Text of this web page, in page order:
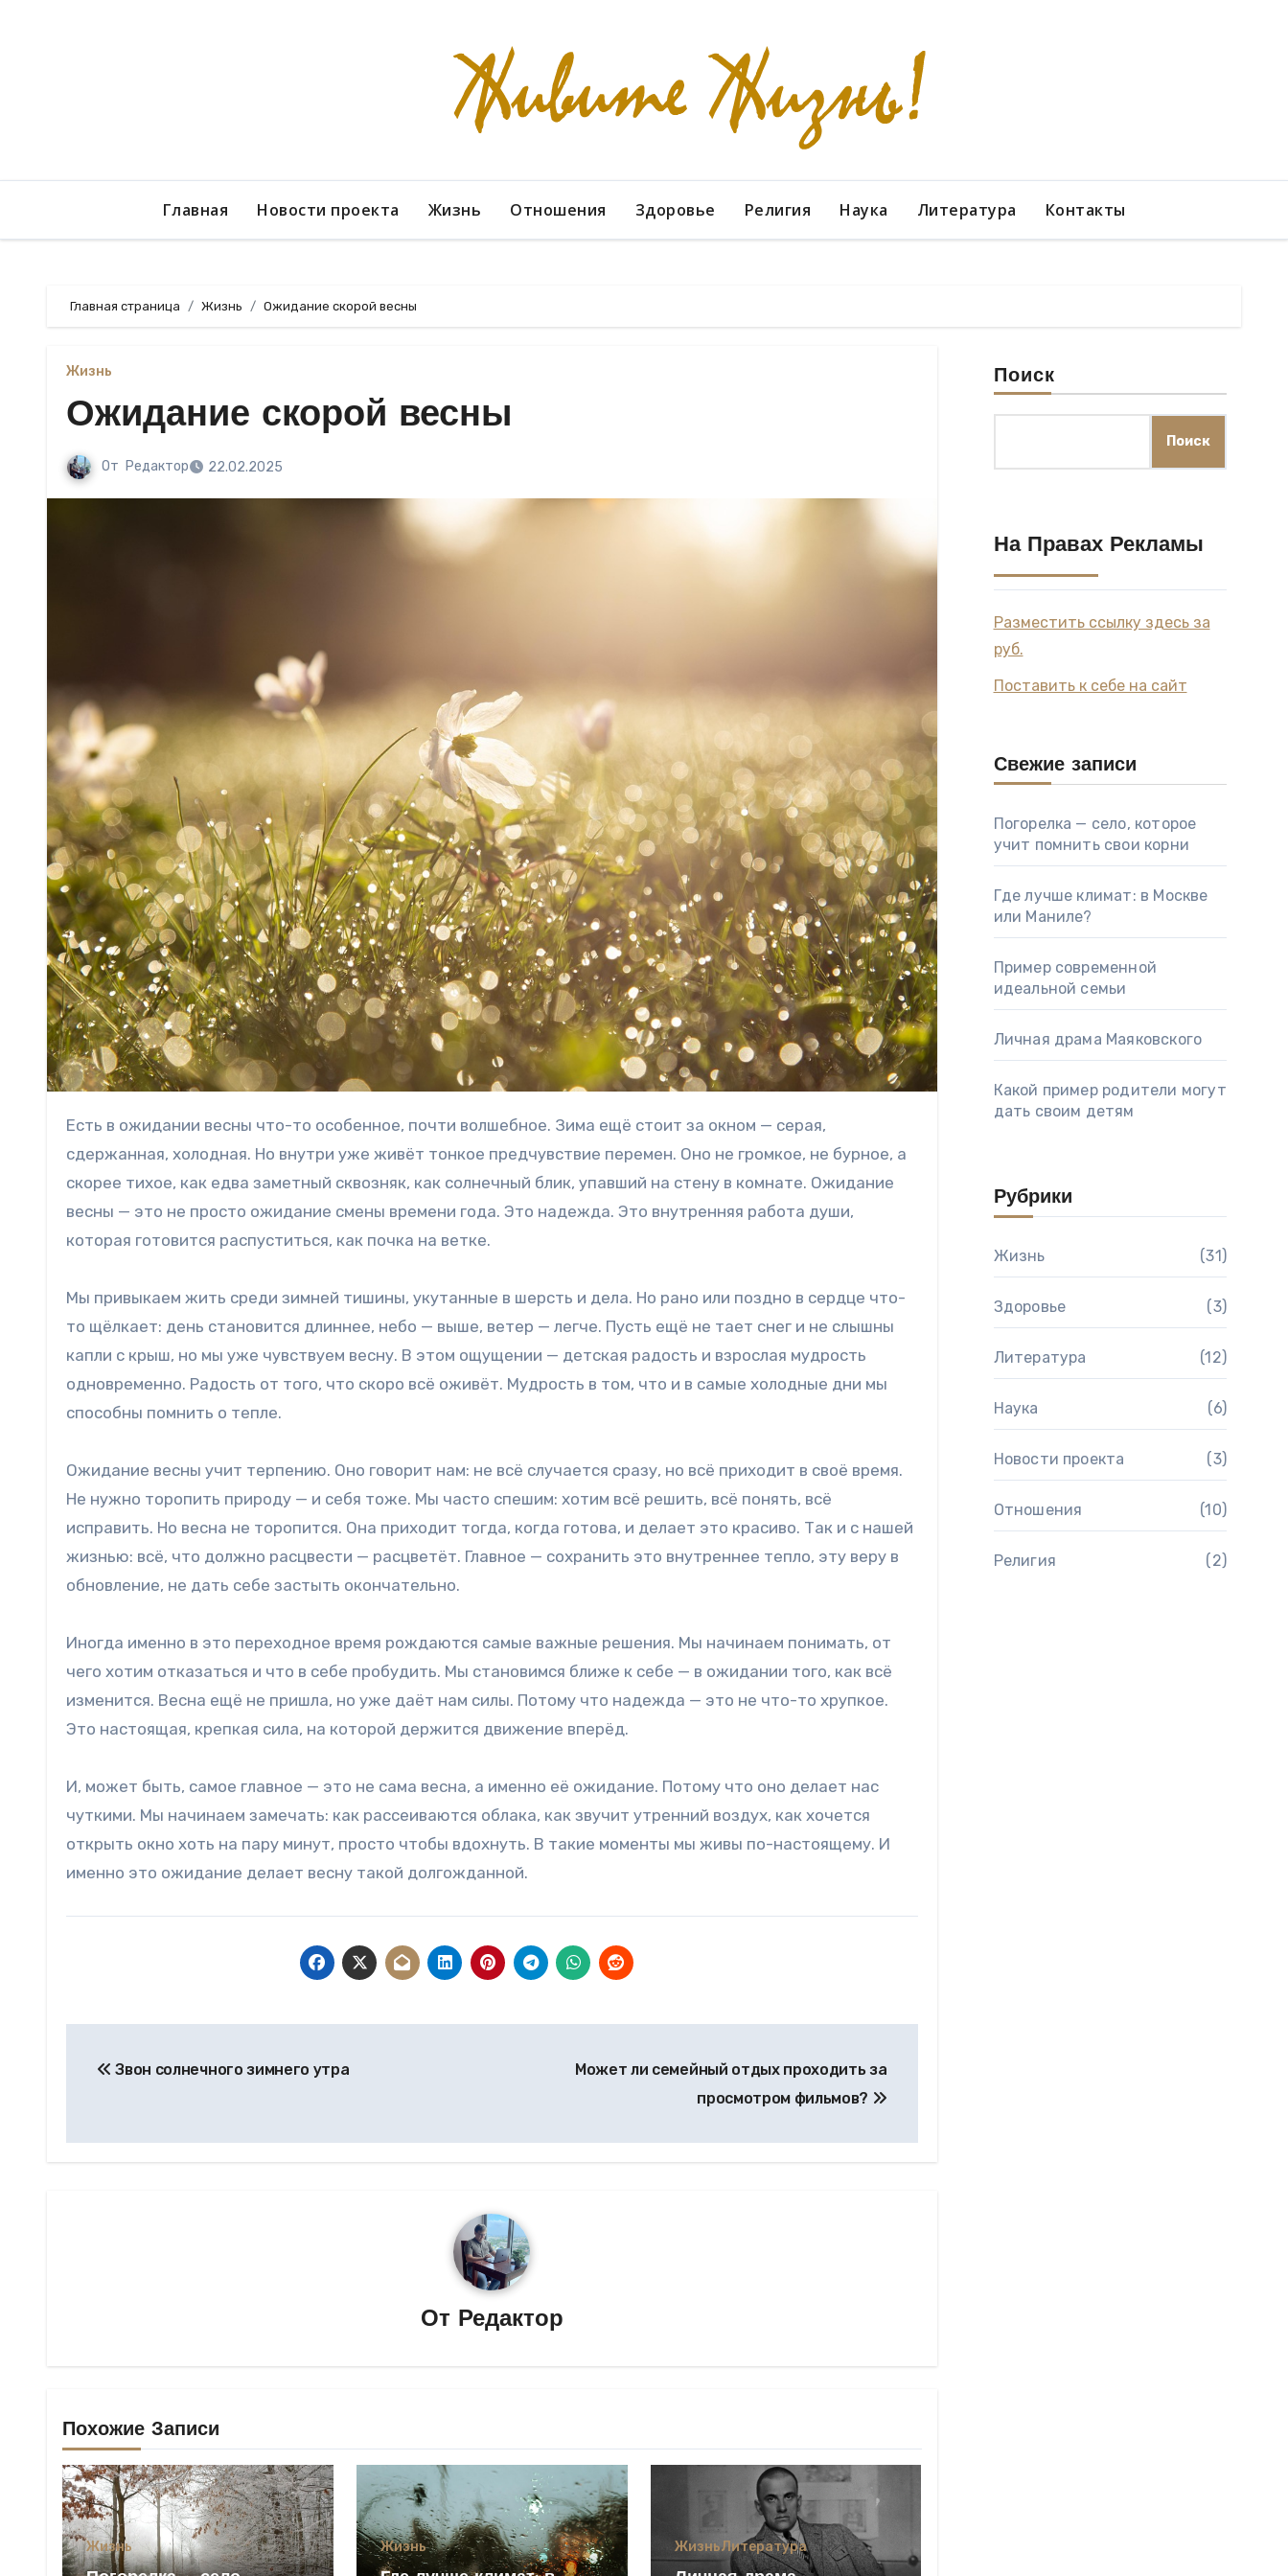
Главная Новости проекта Жизнь Отношения Здоровье Религия Наука Литература Контакты
Главная страница Жизнь Ожидание скорой весны
Жизнь
Ожидание скорой весны
От Редактор 22.02.2025
Есть в ожидании весны что-то особенное, почти волшебное. Зима ещё стоит за окном — серая,
сдержанная, холодная. Но внутри уже живёт тонкое предчувствие перемен. Оно не громкое, не бурное, а
скорее тихое, как едва заметный сквозняк, как солнечный блик, упавший на стену в комнате. Ожидание
весны — это не просто ожидание смены времени года. Это надежда. Это внутренняя работа души,
которая готовится распуститься, как почка на ветке.
Мы привыкаем жить среди зимней тишины, укутанные в шерсть и дела. Но рано или поздно в сердце что-
то щёлкает: день становится длиннее, небо — выше, ветер — легче. Пусть ещё не тает снег и не слышны
капли с крыш, но мы уже чувствуем весну. В этом ощущении — детская радость и взрослая мудрость
одновременно. Радость от того, что скоро всё оживёт. Мудрость в том, что и в самые холодные дни мы
способны помнить о тепле.
Ожидание весны учит терпению. Оно говорит нам: не всё случается сразу, но всё приходит в своё время.
Не нужно торопить природу — и себя тоже. Мы часто спешим: хотим всё решить, всё понять, всё
исправить. Но весна не торопится. Она приходит тогда, когда готова, и делает это красиво. Так и с нашей
жизнью: всё, что должно расцвести — расцветёт. Главное — сохранить это внутреннее тепло, эту веру в
обновление, не дать себе застыть окончательно.
Иногда именно в это переходное время рождаются самые важные решения. Мы начинаем понимать, от
чего хотим отказаться и что в себе пробудить. Мы становимся ближе к себе — в ожидании того, как всё
изменится. Весна ещё не пришла, но уже даёт нам силы. Потому что надежда — это не что-то хрупкое.
Это настоящая, крепкая сила, на которой держится движение вперёд.
И, может быть, самое главное — это не сама весна, а именно её ожидание. Потому что оно делает нас
чуткими. Мы начинаем замечать: как рассеиваются облака, как звучит утренний воздух, как хочется
открыть окно хоть на пару минут, просто чтобы вдохнуть. В такие моменты мы живы по-настоящему. И
именно это ожидание делает весну такой долгожданной.
по
Звон солнечного зимнего утра
Может ли семейный отдых проходить за
просмотром фильмов?
От Редактор
Похожие Записи
Жизнь Жизнь ЖизньЛитература
Поиск
Поиск
На Правах Рекламы
Разместить ссылку здесь за
руб.
Поставить к себе на сайт
Свежие записи
Погорелка — село, которое
учит помнить свои корни
Где лучше климат: в Москве
или Маниле?
Пример современной
идеальной семьи
Личная драма Маяковского
Какой пример родители могут
дать своим детям
Рубрики
Жизнь (31)
Здоровье (3)
Литература (12)
Наука (6)
Новости проекта (3)
Отношения (10)
Религия (2)